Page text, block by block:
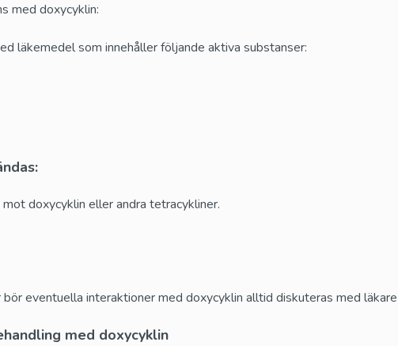
med doxycyklin:
läkemedel som innehåller följande aktiva substanser:
doxycyklin eller andra tetracykliner.
eventuella interaktioner med doxycyklin alltid diskuteras med
med doxycyklin